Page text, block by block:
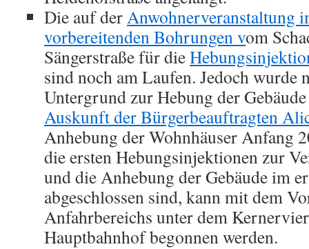
Die auf der
vorbereitenden Bohrungen vom
Sängerstraße für die
sind noch am Laufen. Jedoch wurde
Untergrund zur Hebung der
Auskunft der Bürgerbeauftragten
Anhebung der Wohnhäuser Anfang
die ersten Hebungsinjektionen zur
und die Anhebung der Gebäude im
abgeschlossen sind, kann mit dem
Anfahrbereichs unter dem
Hauptbahnhof begonnen werden.